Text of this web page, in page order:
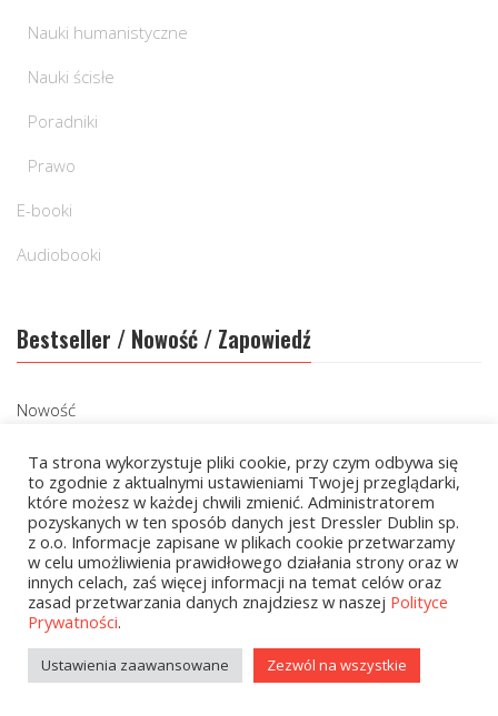
Nauki humanistyczne
Nauki ścisłe
Poradniki
Prawo
E-booki
Audiobooki
Bestseller / Nowość / Zapowiedź
Nowość
Cena
FILTRUJ
Cena:20 zł—
Ta strona wykorzystuje pliki cookie, przy czym odbywa się
to zgodnie z aktualnymi ustawieniami Twojej przeglądarki,
które możesz w każdej chwili zmienić. Administratorem
pozyskanych w ten sposób danych jest Dressler Dublin sp.
z o.o. Informacje zapisane w plikach cookie przetwarzamy
w celu umożliwienia prawidłowego działania strony oraz w
innych celach, zaś więcej informacji na temat celów oraz
zasad przetwarzania danych znajdziesz w naszej Polityce
Prywatności.
Ustawienia zaawansowane Zezwól na wszystkie